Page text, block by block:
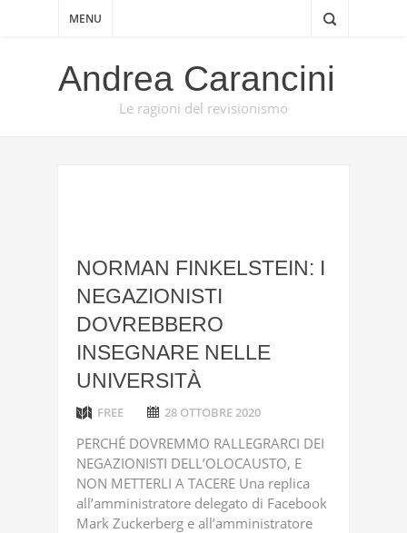
MENU
Andrea Carancini
Le ragioni del revisionismo
NORMAN FINKELSTEIN: I
NEGAZIONISTI
DOVREBBERO
INSEGNARE NELLE
UNIVERSITÀ
FREE 28 OTTOBRE 2020
PERCHÉ DOVREMMO RALLEGRARCI DEI
NEGAZIONISTI DELL’OLOCAUSTO, E
NON METTERLI A TACERE Una replica
all’amministratore delegato di Facebook
Mark Zuckerberg e all’amministratore